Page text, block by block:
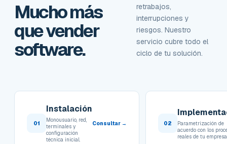
Mucho más
que vender
software.
retrabajos,
interrupciones y
riesgos. Nuestro
servicio cubre todo el
ciclo de tu solución.
01
Instalación
Monousuario, red,
terminales y
configuración
técnica inicial.
Consultar → 02
Parametrización de
acuerdo con los
reales de tu empresa.